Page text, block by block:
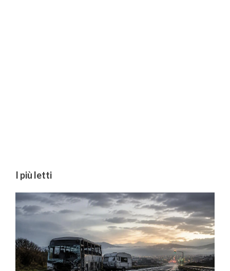
I più letti